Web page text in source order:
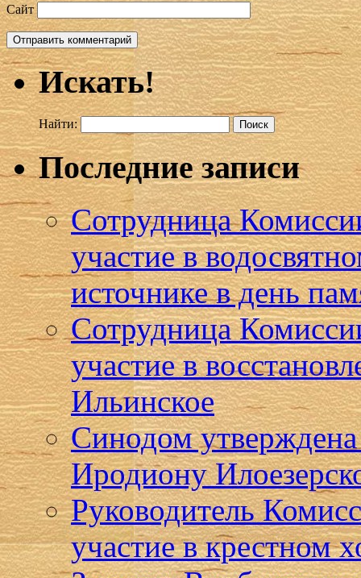
Сайт
Искать!
Найти:
Последние записи
Сотрудница
участие в
источнике в день
Сотрудница
участие в
Ильинское
Синодом
Иродиону
Руководитель
участие в крестном